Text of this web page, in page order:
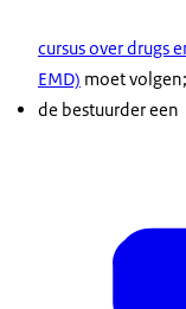
cursus over drugs
EMD) moet volgen;
de bestuurder een